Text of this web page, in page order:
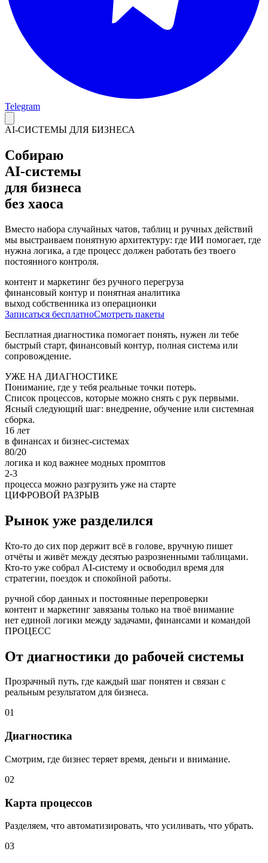
Telegram
AI-СИСТЕМЫ ДЛЯ БИЗНЕСА
Собираю
AI-системы
для бизнеса
без хаоса
Вместо набора случайных чатов, таблиц и ручных действий
мы выстраиваем понятную архитектуру: где ИИ помогает, где
нужна логика, а где процесс должен работать без твоего
постоянного контроля.
контент и маркетинг без ручного перегруза
финансовый контур и понятная аналитика
выход собственника из операционки
Записаться бесплатноСмотреть пакеты
Бесплатная диагностика помогает понять, нужен ли тебе
быстрый старт, финансовый контур, полная система или
сопровождение.
УЖЕ НА ДИАГНОСТИКЕ
Понимание, где у тебя реальные точки потерь.
Список процессов, которые можно снять с рук первыми.
Ясный следующий шаг: внедрение, обучение или системная
сборка.
16 лет
в финансах и бизнес-системах
80/20
логика и код важнее модных промптов
2-3
процесса можно разгрузить уже на старте
ЦИФРОВОЙ РАЗРЫВ
Рынок уже разделился
Кто-то до сих пор держит всё в голове, вручную пишет
отчёты и живёт между десятью разрозненными таблицами.
Кто-то уже собрал AI-систему и освободил время для
стратегии, поездок и спокойной работы.
ручной сбор данных и постоянные перепроверки
контент и маркетинг завязаны только на твоё внимание
нет единой логики между задачами, финансами и командой
ПРОЦЕСС
От диагностики до рабочей системы
Прозрачный путь, где каждый шаг понятен и связан с
реальным результатом для бизнеса.
01
Диагностика
Смотрим, где бизнес теряет время, деньги и внимание.
02
Карта процессов
Разделяем, что автоматизировать, что усиливать, что убрать.
03